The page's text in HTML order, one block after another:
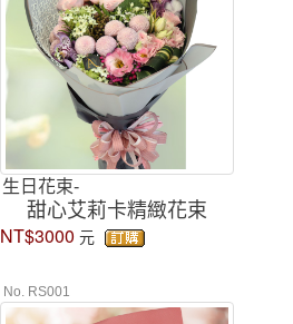
生日花束-
甜心艾莉卡精緻花束
NT$3000 元
No. RS001